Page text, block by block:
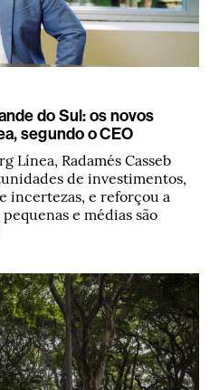
do Sul: os novos
segundo o CEO
Línea, Radamés Casseb
de investimentos,
incertezas, e reforçou a
e médias são